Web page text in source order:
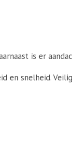
is er
snelheid.